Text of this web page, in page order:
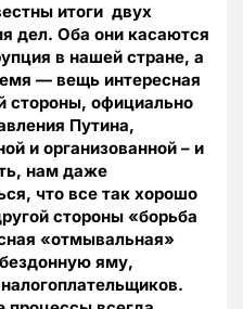
итоги двух
дел. Оба они касаются
в нашей стране, а
— вещь интересная
стороны, официально
Путина,
и организованной – и
нам даже
что все так хорошо
стороны «борьба
«отмывальная»
яму,